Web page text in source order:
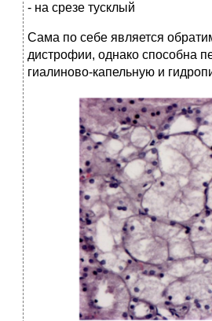
- на срезе тусклый
Сама по себе является
дистрофии, однако способна
гиалиново-капельную и